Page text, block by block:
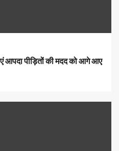
आपदा पीड़ितों की मदद को आगे आए